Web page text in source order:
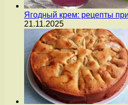
Ягодный крем: рецепты
21.11.2025